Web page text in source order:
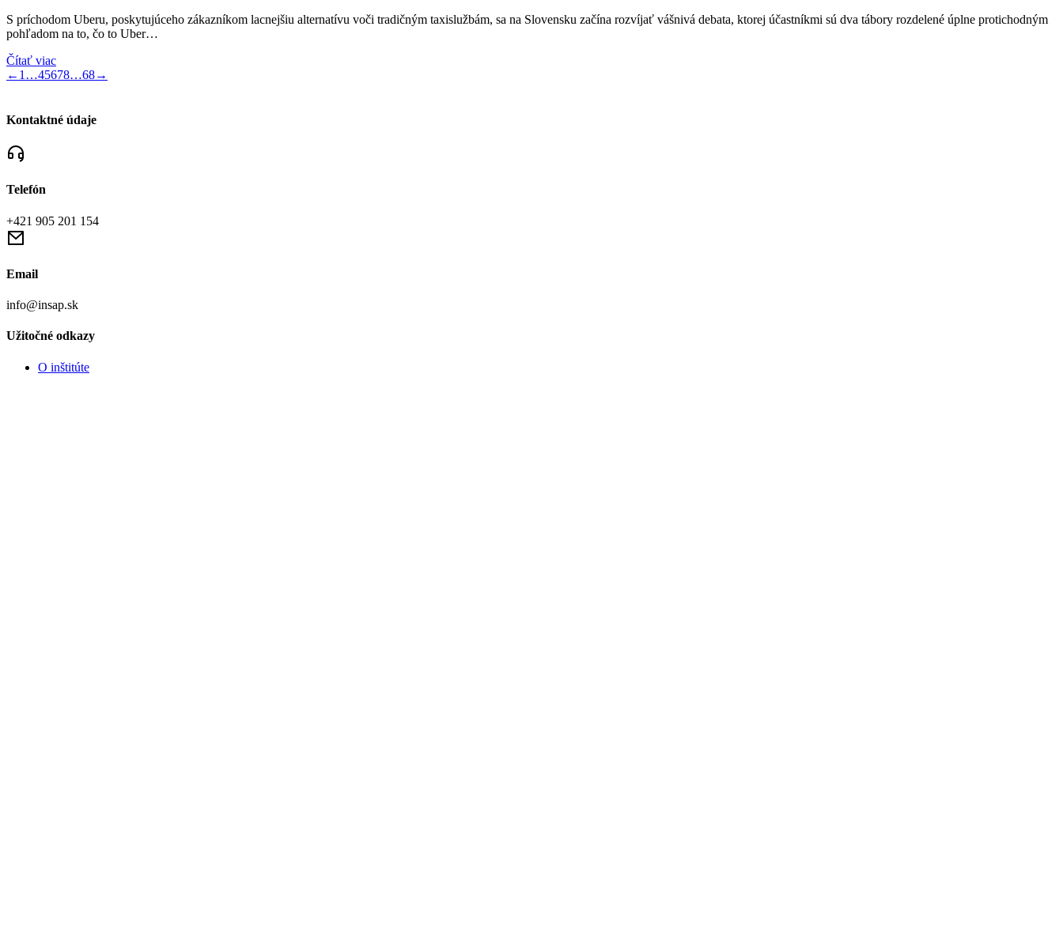
S príchodom Uberu, poskytujúceho zákazníkom lacnejšiu alternatívu voči tradičným taxislužbám, sa na Slovensku začína rozvíjať vášnivá debata, ktorej účastníkmi sú dva tábory rozdelené úplne protichodným
pohľadom na to, čo to Uber…
Čítať viac
← 1 …45678…68→
Kontaktné údaje
Telefón
+421 905 201 154
Email
info@insap.sk
Užitočné odkazy
O inštitúte